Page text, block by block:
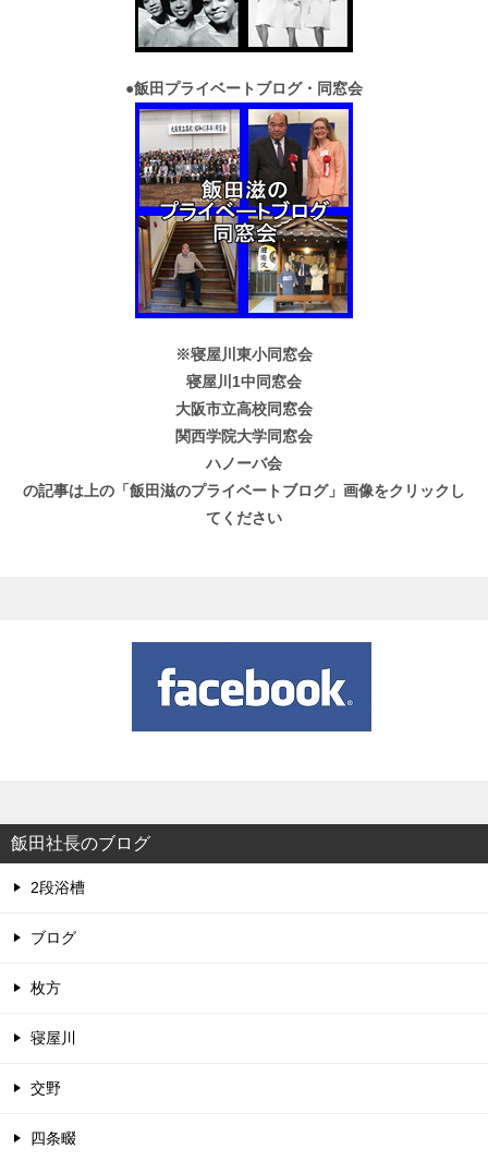
●飯田プライベートブログ・同窓会
※寝屋川東小同窓会
寝屋川1中同窓会
大阪市立高校同窓会
関西学院大学同窓会
ハノーバ会
の記事は上の「飯田滋のプライベートブログ」画像をクリックし
てください
飯田社長のブログ
2段浴槽
ブログ
枚方
寝屋川
交野
四条畷